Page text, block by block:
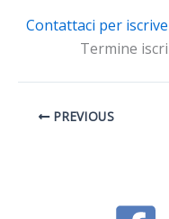
Contattaci per
Termine
PREVIOUS